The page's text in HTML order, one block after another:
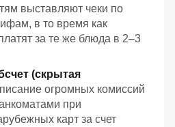
выставляют чеки по
в то время как
за те же блюда в 2–3
(скрытая
огромных комиссий
при
карт за счет